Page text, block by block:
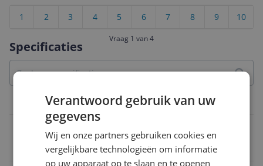
Specificaties
Belangrijkste kenmerken
Verborgen verwarmingselement
10
9
8
7
6
5
4
3
2
1
Vraag 1 van 4
Verantwoord gebruik van uw
gegevens
Wij en onze partners gebruiken cookies en
vergelijkbare technologieën om informatie
op uw apparaat op te slaan en te openen